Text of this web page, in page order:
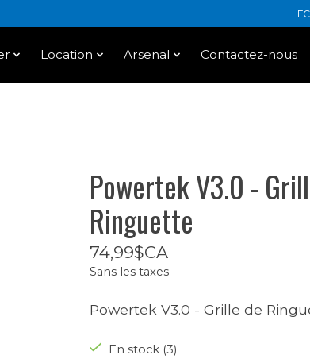
FC
Location Arsenal Contactez-nous
Powertek V3.0 -
Ringuette
74,99$CA
Sans les taxes
Powertek V3.0 - Grille de
En stock (3)